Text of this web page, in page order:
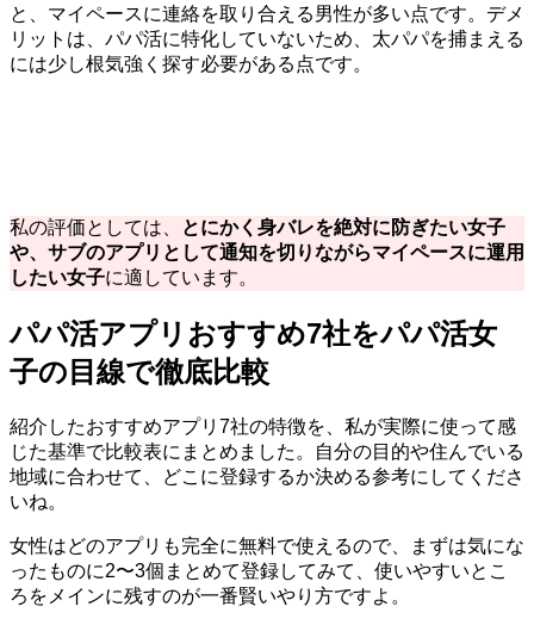
と、マイペースに連絡を取り合える男性が多い点です。デメ
リットは、パパ活に特化していないため、太パパを捕まえる
には少し根気強く探す必要がある点です。
私の評価としては、
とにかく身バレを絶対に防ぎたい女子
や、サブのアプリとして通知を切りながらマイペースに運用
したい女子に適しています。
パパ活アプリおすすめ7社をパパ活女
子の目線で徹底比較
紹介したおすすめアプリ7社の特徴を、私が実際に使って感
じた基準で比較表にまとめました。自分の目的や住んでいる
地域に合わせて、どこに登録するか決める参考にしてくださ
いね。
女性はどのアプリも完全に無料で使えるので、まずは気にな
ったものに2〜3個まとめて登録してみて、使いやすいとこ
ろをメインに残すのが一番賢いやり方ですよ。